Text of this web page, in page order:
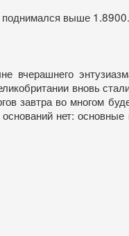
поднимался выше 1.8900.
вновь
завтра во многом
нет: